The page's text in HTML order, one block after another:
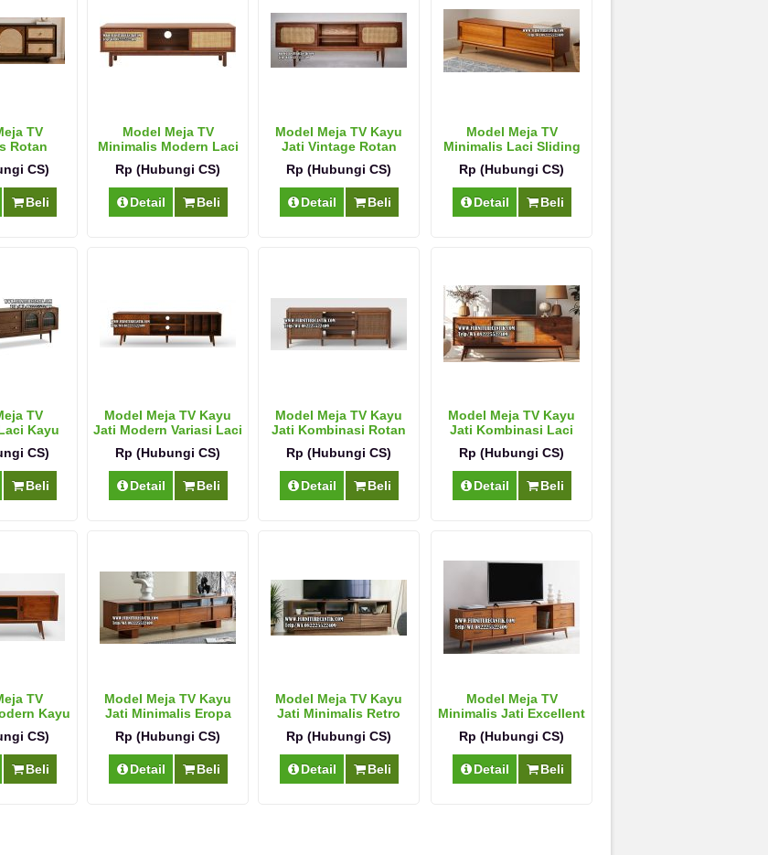
TV
Rotan
CS)
Beli
Model Meja TV
Minimalis Modern Laci
Rp (Hubungi CS)
Detail Beli
Model Meja TV Kayu
Jati Vintage Rotan
Rp (Hubungi CS)
Detail Beli
Model Meja TV
Minimalis Laci Sliding
Rp (Hubungi CS)
Detail Beli
TV
Kayu
CS)
Beli
Model Meja TV Kayu
Jati Modern Variasi Laci
Rp (Hubungi CS)
Detail Beli
Model Meja TV Kayu
Jati Kombinasi Rotan
Rp (Hubungi CS)
Detail Beli
Model Meja TV Kayu
Jati Kombinasi Laci
Rp (Hubungi CS)
Detail Beli
TV
Kayu
CS)
Beli
Model Meja TV Kayu
Jati Minimalis Eropa
Rp (Hubungi CS)
Detail Beli
Model Meja TV Kayu
Jati Minimalis Retro
Rp (Hubungi CS)
Detail Beli
Model Meja TV
Minimalis Jati Excellent
Rp (Hubungi CS)
Detail Beli